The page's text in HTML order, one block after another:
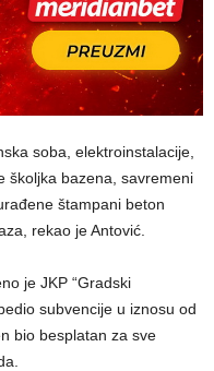
soba, elektroinstalacije,
školjka bazena, savremeni
štampani beton
rekao je Antović.
je JKP “Gradski
subvencije u iznosu od
bio besplatan za sve